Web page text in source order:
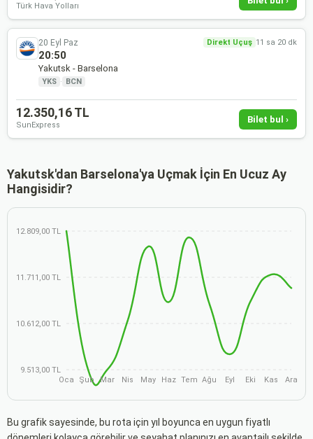
Türk Hava Yolları
20 Eyl Paz Direkt Uçuş 11 sa 20 dk
20:50
Yakutsk - Barselona
YKS · BCN
12.350,16 TL
SunExpress
Bilet bul ›
Yakutsk'dan Barselona'ya Uçmak İçin En Ucuz Ay
Hangisidir?
12.809,00 TL
11.711,00 TL
10.612,00 TL
9.513,00 TL
Oca
Şub Mar Nis May Haz Tem Ağu Eyl Eki Kas Ara
Bu grafik sayesinde, bu rota için yıl boyunca en uygun fiyatlı